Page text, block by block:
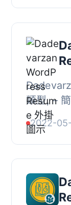
類型, –
能, – 註冊
2022-